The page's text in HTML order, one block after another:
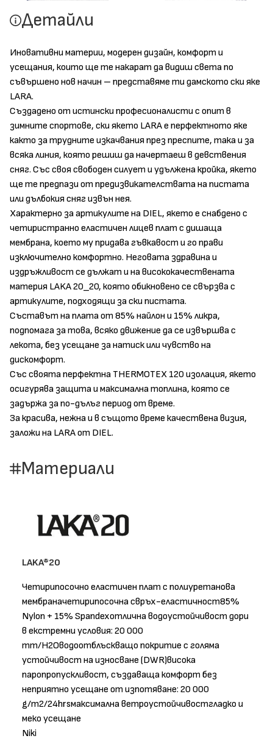
Детайли
Иновативни материи, модерен дизайн, комфорт и
усещания, които ще те накарат да видиш света по
съвършено нов начин – представяме ти дамското ски яке
LARA.
Създадено от истински професионалисти с опит в
зимните спортове, ски якето LARA е перфектното яке
както за трудните изкачвания през преспите, така и за
всяка линия, която решиш да начертаеш в девствения
сняг. Със своя свободен силует и удължена кройка, якето
ще те предпази от предизвикателствата на пистата
или дълбокия сняг извън нея.
Характерно за артикулите на DIEL, якето е снабдено с
четиристранно еластичен лицев плат с дишаща
мембрана, което му придава гъвкавост и го прави
изключително комфортно. Неговата здравина и
издръжливост се дължат и на висококачествената
материя LAKA 20_20, която обикновено се свързва с
артикулите, подходящи за ски пистата.
Съставът на плата от 85% найлон и 15% ликра,
подпомага за това, всяко движение да се извършва с
лекота, без усещане за натиск или чувство на
дискомфорт.
Със своята перфектна THERMOTEX 120 изолация, якето
осигурява защита и максимална топлина, която се
задържа за по-дълъг период от време.
За красива, нежна и в същото време качествена визия,
заложи на LARA от DIEL.
Материали
LAKA®20
Четирипосочно еластичен плат с полиуретанова
мембраначетирипосочна свръх-еластичност85%
Nylon + 15% Spandexотлична водоустойчивост дори
в екстремни условия: 20 000
mm/H2Oводоотблъскващо покритие с голяма
устойчивост на износване (DWR)висока
паропропускливост, създаваща комфорт без
неприятно усещане от изпотяване: 20 000
g/m2/24hrsмаксимална ветроустойчивостгладко и
меко усещане
Niki